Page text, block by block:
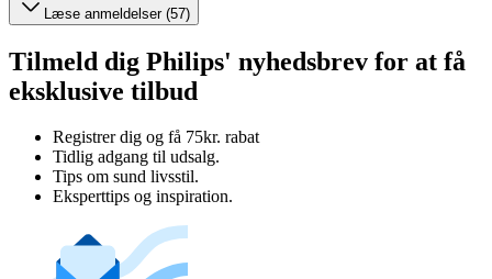
Læse anmeldelser (57)
Tilmeld dig Philips' nyhedsbrev for at få
eksklusive tilbud
Registrer dig og få 75kr. rabat
Tidlig adgang til udsalg.
Tips om sund livsstil.
Eksperttips og inspiration.